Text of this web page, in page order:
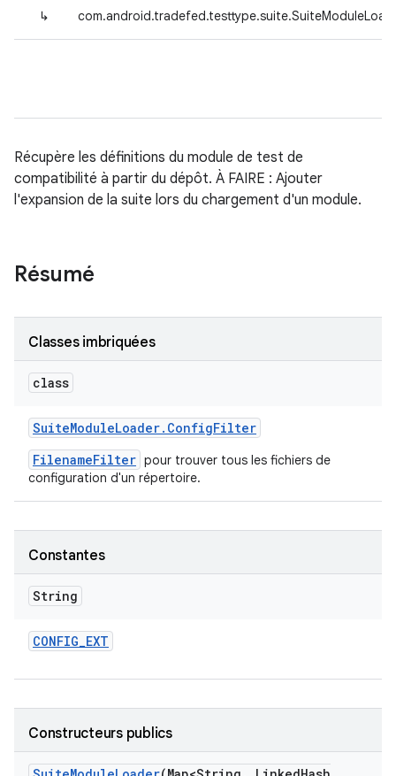
↳
Récupère les définitions du module de test de
compatibilité à partir du dépôt. À FAIRE : Ajouter
l'expansion de la suite lors du chargement d'un module.
Résumé
Classes imbriquées
class
SuiteModuleLoader. ConfigFilter
FilenameFilter pour trouver tous les fichiers de
configuration d'un répertoire.
Constantes
String
CONFIG_EXT
Constructeurs publics